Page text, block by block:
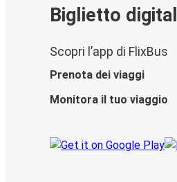
Biglietto
Scopri l’app di FlixBus
Prenota dei viaggi
Monitora il tuo viaggio